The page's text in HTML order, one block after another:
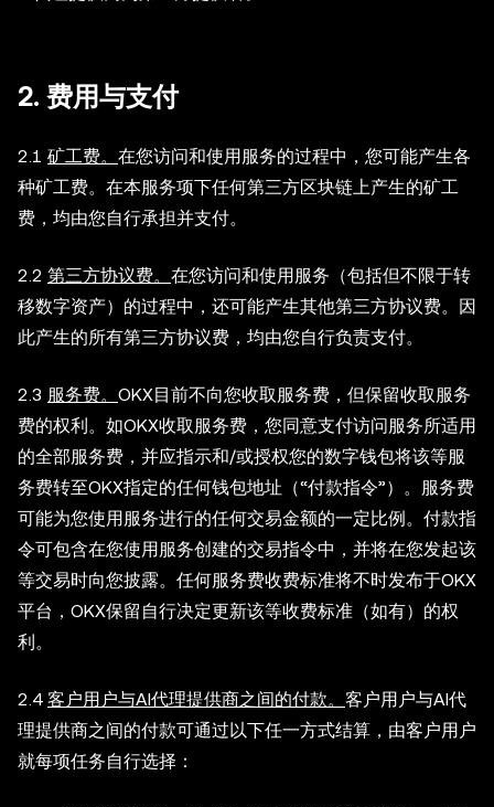
2. 费用与支付
2.1 矿工费。 在您访问和使用服务的过程中，您可能产生各
种矿工费。在本服务项下任何第三方区块链上产生的矿工
费，均由您自行承担并支付。
2.2 第三方协议费。 在您访问和使用服务（包括但不限于转
移数字资产）的过程中，还可能产生其他第三方协议费。因
此产生的所有第三方协议费，均由您自行负责支付。
2.3 服务费。 OKX目前不向您收取服务费，但保留收取服务
费的权利。如OKX收取服务费，您同意支付访问服务所适用
的全部服务费，并应指示和/或授权您的数字钱包将该等服
务费转至OKX指定的任何钱包地址（“付款指令”）。服务费
可能为您使用服务进行的任何交易金额的一定比例。付款指
令可包含在您使用服务创建的交易指令中，并将在您发起该
等交易时向您披露。任何服务费收费标准将不时发布于OKX
平台，OKX保留自行决定更新该等收费标准（如有）的权
利。
2.4 客户用户与AI代理提供商之间的付款。 客户用户与AI代
理提供商之间的付款可通过以下任一方式结算，由客户用户
就每项任务自行选择：